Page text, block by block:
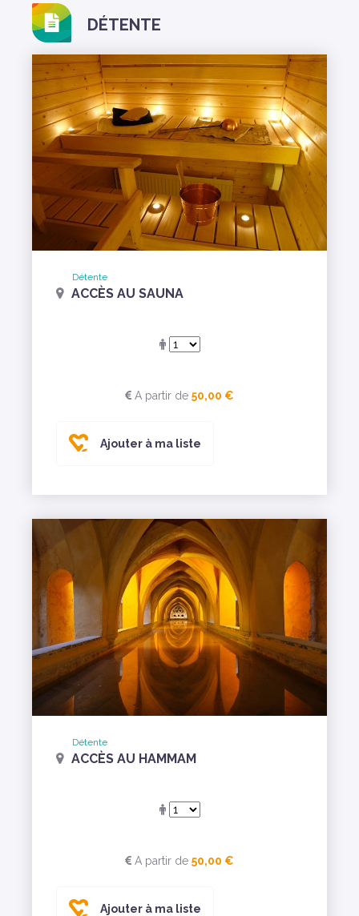
DÉTENTE
Détente
ACCÈS AU SAUNA
A partir de 50,00 €
Ajouter à ma liste
Détente
ACCÈS AU HAMMAM
A partir de 50,00 €
Ajouter à ma liste